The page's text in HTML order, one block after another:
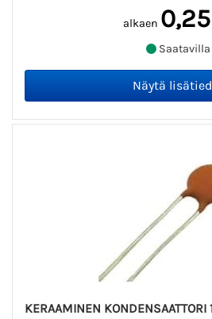
alkaen
Saatavilla
KERAAMINEN